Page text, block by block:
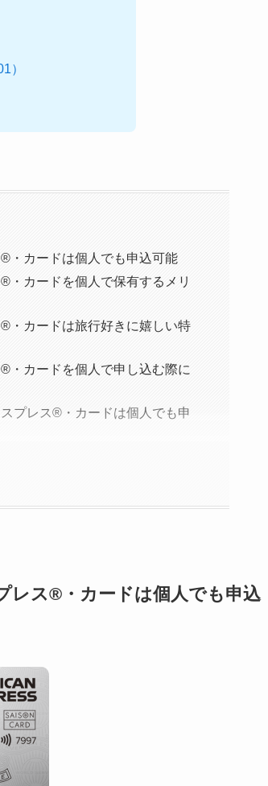
）
・カードは個人でも申込可能
・カードを個人で保有するメリ
・カードは旅行好きに嬉しい特
・カードを個人で申し込む際に
プレス®️・カードは個人でも申
レス®︎・カードは個人でも申込